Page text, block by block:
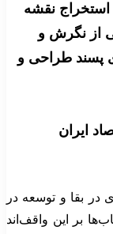
نقشه
از نگرش و
پسند طراحی و
ایران
بقا و توسعه در
بر این واقف‌اند